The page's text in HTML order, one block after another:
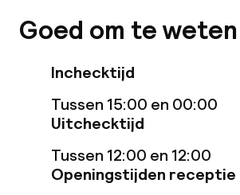
Privé zwembad
Zoutwater buitenzwembad
Buitenzwembad op het dak
Goed om te weten
Inchecktijd
Tussen 15:00 en 00:00
Uitchecktijd
Tussen 12:00 en 12:00
Openingstijden receptie